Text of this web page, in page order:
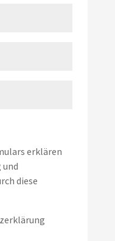
erklären
und
diese